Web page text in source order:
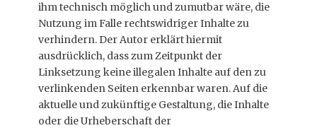
ihm technisch möglich und zumutbar wäre, die
Nutzung im Falle rechtswidriger Inhalte zu
verhindern. Der Autor erklärt hiermit
ausdrücklich, dass zum Zeitpunkt der
Linksetzung keine illegalen Inhalte auf den zu
verlinkenden Seiten erkennbar waren. Auf die
aktuelle und zukünftige Gestaltung, die Inhalte
oder die Urheberschaft der